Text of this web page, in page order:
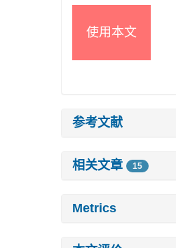
使用本文
参考文献
相关文章 15
Metrics